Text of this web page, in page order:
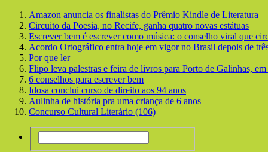
Amazon anuncia os finalistas do Prêmio Kindle de Literatura
Circuito da Poesia, no Recife, ganha quatro novas estátuas
Escrever bem é escrever como música: o conselho viral que
Acordo Ortográfico entra hoje em vigor no Brasil depois de
Por que ler
Flipo leva palestras e feira de livros para Porto de Galinhas, em
6 conselhos para escrever bem
Idosa conclui curso de direito aos 94 anos
Aulinha de história pra uma criança de 6 anos
Concurso Cultural Literário (106)